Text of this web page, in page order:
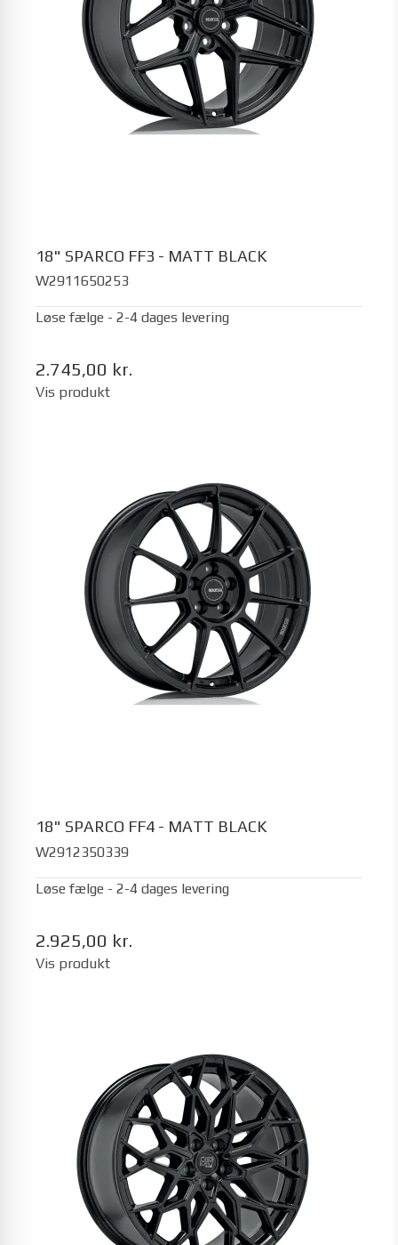
18" SPARCO FF3 - MATT BLACK
W2911650253
Løse fælge - 2-4 dages levering
2.745,00 kr.
Vis produkt
18" SPARCO FF4 - MATT BLACK
W2912350339
Løse fælge - 2-4 dages levering
2.925,00 kr.
Vis produkt